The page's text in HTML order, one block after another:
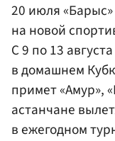
20 июля «Барыс»
на новой
С 9 по 13
в домашнем
примет «Амур»,
астанчане
в ежегодном